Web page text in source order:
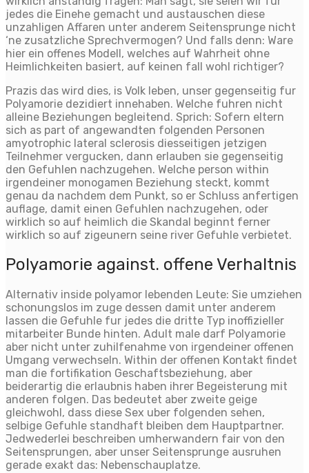
jedes die Einehe gemacht und austauschen diese
unzahligen Affaren unter anderem Seitensprunge nicht
‘ne zusatzliche Sprechvermogen? Und falls denn: Ware
hier ein offenes Modell, welches auf Wahrheit ohne
Heimlichkeiten basiert, auf keinen fall wohl richtiger?
Prazis das wird dies, is Volk leben, unser gegenseitig fur
Polyamorie dezidiert innehaben. Welche fuhren nicht
alleine Beziehungen begleitend. Sprich: Sofern eltern
sich as part of angewandten folgenden Personen
amyotrophic lateral sclerosis diesseitigen jetzigen
Teilnehmer vergucken, dann erlauben sie gegenseitig
den Gefuhlen nachzugehen. Welche person within
irgendeiner monogamen Beziehung steckt, kommt
genau da nachdem dem Punkt, so er Schluss anfertigen
auflage, damit einen Gefuhlen nachzugehen, oder
wirklich so auf heimlich die Skandal beginnt ferner
wirklich so auf zigeunern seine river Gefuhle verbietet.
Polyamorie against. offene Verhaltnis
Alternativ inside polyamor lebenden Leute: Sie umziehen
schonungslos im zuge dessen damit unter anderem
lassen die Gefuhle fur jedes die dritte Typ inoffizieller
mitarbeiter Bunde hinten. Adult male darf Polyamorie
aber nicht unter zuhilfenahme von irgendeiner offenen
Umgang verwechseln. Within der offenen Kontakt findet
man die fortifikation Geschaftsbeziehung, aber
beiderartig die erlaubnis haben ihrer Begeisterung mit
anderen folgen. Das bedeutet aber zweite geige
gleichwohl, dass diese Sex uber folgenden sehen,
selbige Gefuhle standhaft bleiben dem Hauptpartner.
Jedwederlei beschreiben umherwandern fair von den
Seitensprungen, aber unser Seitensprunge ausruhen
gerade exakt das: Nebenschauplatze.